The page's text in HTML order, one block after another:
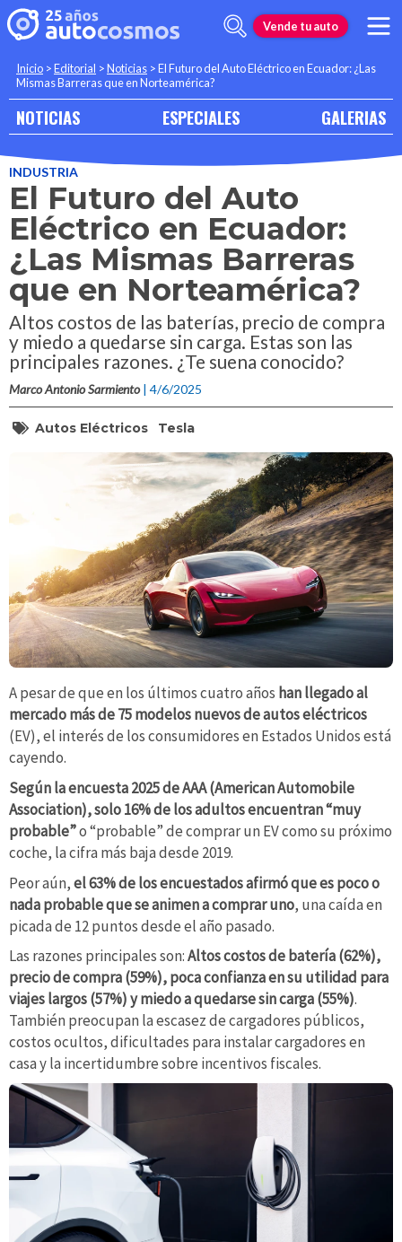
Vende tu auto
Inicio >Editorial >Noticias >El Futuro del Auto Eléctrico en Ecuador: ¿Las
Mismas Barreras que en Norteamérica?
NOTICIAS ESPECIALES GALERIAS
INDUSTRIA
El Futuro del Auto
Eléctrico en Ecuador:
¿Las Mismas Barreras
que en Norteamérica?
Altos costos de las baterías, precio de compra
y miedo a quedarse sin carga. Estas son las
principales razones. ¿Te suena conocido?
Marco Antonio Sarmiento | 4/6/2025
Autos Eléctricos Tesla
A pesar de que en los últimos cuatro años han llegado al
mercado más de 75 modelos nuevos de autos eléctricos
(EV), el interés de los consumidores en Estados Unidos está
cayendo.
Según la encuesta 2025 de AAA (American Automobile
Association), solo 16% de los adultos encuentran “muy
probable”o “probable” de comprar un EV como su próximo
coche, la cifra más baja desde 2019.
Peor aún,el 63% de los encuestados afirmó que es poco o
nada probable que se animen a comprar uno, una caída en
picada de 12 puntos desde el año pasado.
Las razones principales son:Altos costos de batería (62%),
precio de compra (59%), poca confianza en su utilidad para
viajes largos (57%) y miedo a quedarse sin carga (55%).
También preocupan la escasez de cargadores públicos,
costos ocultos, dificultades para instalar cargadores en
casa y la incertidumbre sobre incentivos fiscales.